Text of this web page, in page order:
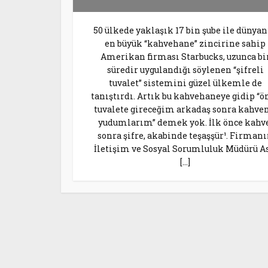
50 ülkede yaklaşık 17 bin şube ile
en büyük “kahvehane” zincirine sahip
Amerikan firması Starbucks, uzunca
süredir uygulandığı söylenen “şifreli
tuvalet” sistemini güzel ülkemle de
tanıştırdı. Artık bu kahvehaneye gidip
tuvalete gireceğim arkadaş sonra
yudumlarım” demek yok. İlk önce
sonra şifre, akabinde teşaşşür¹.
İletişim ve Sosyal Sorumluluk Müdürü
[…]